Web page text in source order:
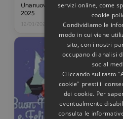
Una nuova partnership per
2025
12/01/2025
servizi online, come
cookie
Condividiamo le
modo in cui viene
sito, con i nostri
occupano di analisi
social
Cliccando sul tasto
cookie" presti il
dei cookie. Per
eventualmente
consulta le